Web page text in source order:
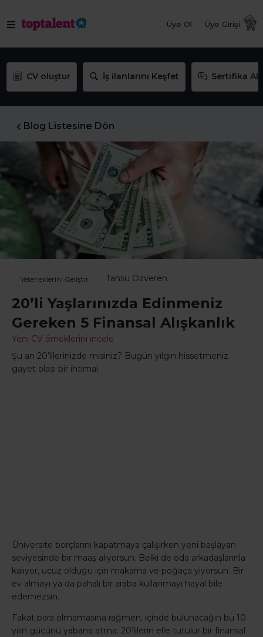
Üye Ol Üye Girişi
CV oluştur İş ilanlarını Keşfet Sertifika AL
Blog Listesine Dön
Yeteneklerini Geliştir Tansu Özveren
20’li Yaşlarınızda Edinmeniz
Gereken 5 Finansal Alışkanlık
Yeni CV örneklerini incele
Şu an 20’lilerinizde misiniz? Bugün yılgın hissetmeniz
gayet olası bir ihtimal.
Üniversite borçlarını kapatmaya çalışırken yeni başlayan
seviyesinde bir maaş alıyorsun. Belki de oda arkadaşlarınla
kalıyor, ucuz olduğu için makarna ve poğaça yiyorsun. Bir
ev almayı ya da pahalı bir araba kullanmayı hayal bile
edemezsin.
Fakat para olmamasına rağmen, içinde bulunacağın bu 10
yılın gücünü yabana atma. 20’lilerin elle tutulur bir finansal